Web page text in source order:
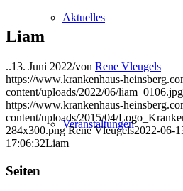
Aktuelles
Veranstaltungen
Liam
..13. Juni 2022/von Rene Vleugels
https://www.krankenhaus-
content/uploads/2022/06/liam_0106.jpg
https://www.krankenhaus-
content/uploads/2015/04/
284x300.png Rene Vleugels2022-06-
17:06:32Liam
Seiten